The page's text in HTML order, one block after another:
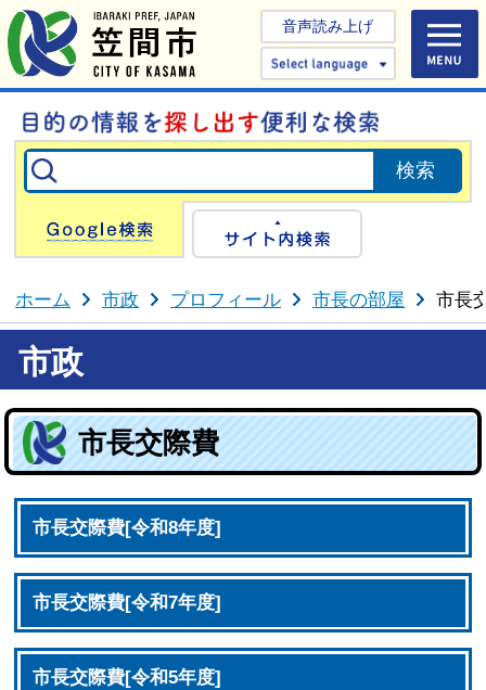
音声読み上げ
Select
Google検索
ホーム 市政 プロフィール 市長の部屋 市長
市政
市長交際費
市長交際費[令和8年度]
市長交際費[令和7年度]
市長交際費[令和5年度]